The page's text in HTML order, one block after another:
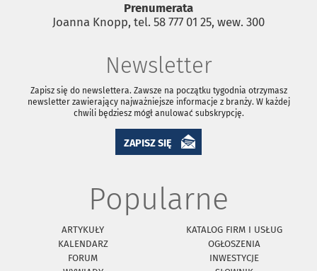
Prenumerata
Joanna Knopp, tel. 58 777 01 25, wew. 300
Newsletter
Zapisz się do newslettera. Zawsze na początku tygodnia otrzymasz
newsletter zawierający najważniejsze informacje z branży. W każdej
chwili będziesz mógł anulować subskrypcję.
ZAPISZ SIĘ
Popularne
ARTYKUŁY
KATALOG FIRM I USŁUG
KALENDARZ
OGŁOSZENIA
FORUM
INWESTYCJE